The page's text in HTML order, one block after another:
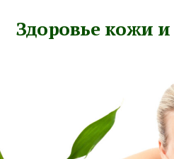
Здоровье кожи и